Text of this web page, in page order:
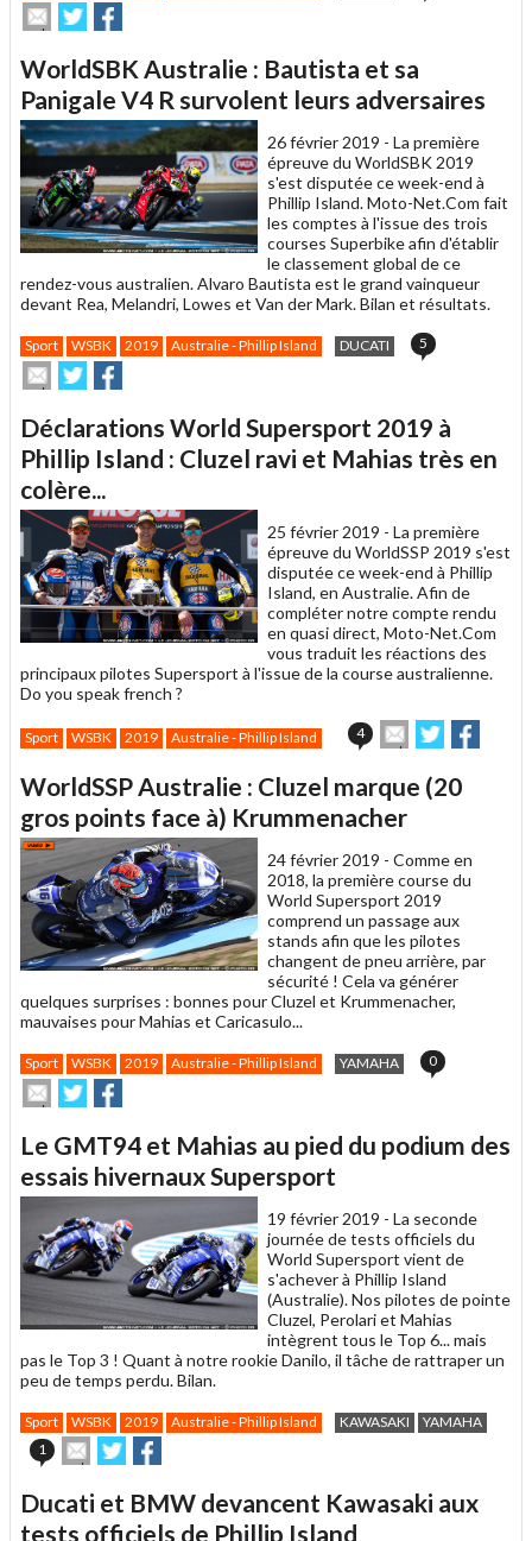
Envoyer
cet
à
un
ami
Partager
sur
sur
WorldSBK Australie : Bautista et sa
Panigale V4 R survolent leurs adversaires
26 février 2019 - La première
épreuve du WorldSBK 2019
s'est disputée ce week-end à
Phillip Island. Moto-Net.Com fait
les comptes à l'issue des trois
courses Superbike afin d'établir
le classement global de ce
rendez-vous australien. Alvaro Bautista est le grand vainqueur
devant Rea, Melandri, Lowes et Van der Mark. Bilan et résultats.
Sport WSBK 2019 Australie - Phillip Island DUCATI 5
Envoyer
cet
à
un
ami
Partager
sur
sur
Déclarations World Supersport 2019 à
Phillip Island : Cluzel ravi et Mahias très en
colère...
25 février 2019 - La première
épreuve du WorldSSP 2019 s'est
disputée ce week-end à Phillip
Island, en Australie. Afin de
compléter notre compte rendu
en quasi direct, Moto-Net.Com
vous traduit les réactions des
principaux pilotes Supersport à l'issue de la course australienne.
Do you speak french ?
Sport WSBK 2019 Australie - Phillip Island 4
Envoyer
cet
à
un
ami
Partager
sur sur
WorldSSP Australie : Cluzel marque (20
gros points face à) Krummenacher
24 février 2019 - Comme en
2018, la première course du
World Supersport 2019
comprend un passage aux
stands afin que les pilotes
changent de pneu arrière, par
sécurité ! Cela va générer
quelques surprises : bonnes pour Cluzel et Krummenacher,
mauvaises pour Mahias et Caricasulo...
Sport WSBK 2019 Australie - Phillip Island YAMAHA 0
Envoyer
cet
à
un
ami
Partager
sur
sur
Le GMT94 et Mahias au pied du podium des
essais hivernaux Supersport
19 février 2019 - La seconde
journée de tests officiels du
World Supersport vient de
s'achever à Phillip Island
(Australie). Nos pilotes de pointe
Cluzel, Perolari et Mahias
intègrent tous le Top 6... mais
pas le Top 3 ! Quant à notre rookie Danilo, il tâche de rattraper un
peu de temps perdu. Bilan.
Sport WSBK 2019 Australie - Phillip Island KAWASAKI
YAMAHA
1
Envoyer
cet
à
un
Partager
sur sur
Ducati et BMW devancent Kawasaki aux
tests officiels de Phillip Island